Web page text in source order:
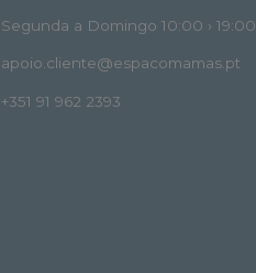
Segunda a Domingo 10:00 › 19:00
apoio.cliente@espacomamas.pt
+351 91 962 2393